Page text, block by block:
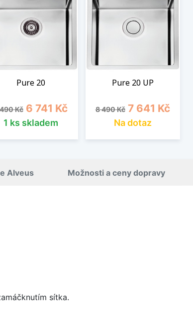
Pure 20
cena
Kč Cena
6 741 Kč
1 ks skladem
Pure 20 UP
Běžná cena
8 490 Kč Cena
7 641 Kč
Na dotaz
Alveus Možnosti a ceny dopravy
sítka.